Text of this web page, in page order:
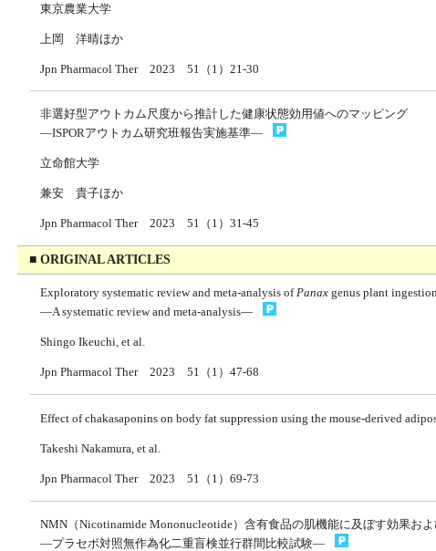
東京農業大学
上岡 洋晴ほか
Jpn Pharmacol Ther 2023 51（1）21-30
非選好型アウトカム尺度から推計した健康状態効用値へのマッピング
—ISPORアウトカム研究班報告実施基準—
立命館大学
兼安 貴子ほか
Jpn Pharmacol Ther 2023 51（1）31-45
■ ORIGINAL ARTICLES
Exploratory systematic review and meta-analysis ofPanaxgenus plant
—A systematic review and meta-analysis—
Shingo Ikeuchi, et al.
Jpn Pharmacol Ther 2023 51（1）47-68
Effect of chakasaponins on body fat suppression using the mouse-derived
Takeshi Nakamura, et al.
Jpn Pharmacol Ther 2023 51（1）69-73
NMN（Nicotinamide Mononucleotide）含有食品の肌機能に及ぼす効果お
—プラセボ対照無作為化二重盲検並行群間比較試験—